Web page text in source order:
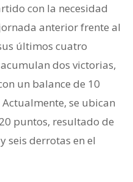
con la necesidad
anterior frente al
últimos cuatro
dos victorias,
un balance de 10
se ubican
puntos, resultado de
seis derrotas en el